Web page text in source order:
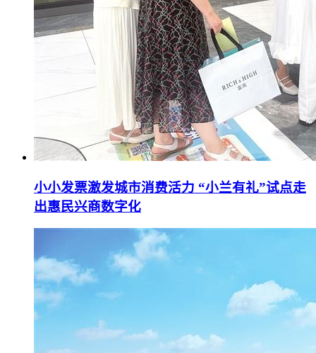
小小发票激发城市消费活力 “小兰有礼”试点走
出惠民兴商数字化